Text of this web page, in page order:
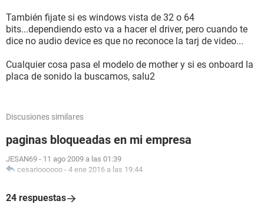
También fijate si es windows vista de 32 o 64
bits...dependiendo esto va a hacer el driver, pero cuando te
dice no audio device es que no reconoce la tarj de video...
Cualquier cosa pasa el modelo de mother y si es onboard la
placa de sonido la buscamos, salu2
Discusiones similares
paginas bloqueadas en mi empresa
JESAN69 - 11 ago 2009 a las 01:39
cesarioooooo - 4 ene 2016 a las 19:44
24 respuestas